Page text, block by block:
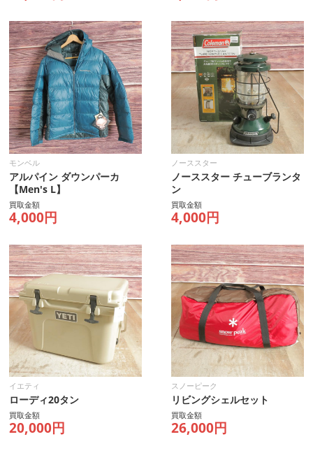
モンベル
アルパイン ダウンパーカ
【Men's L】
買取金額
4,000円
ノーススター
ノーススター チューブランタ
ン
買取金額
4,000円
イエティ
ローディ20タン
買取金額
20,000円
スノーピーク
リビングシェルセット
買取金額
26,000円